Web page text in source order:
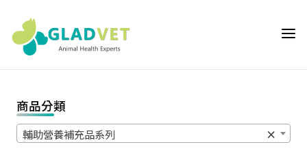
content
商品分類
×
輔助營養補充品系列